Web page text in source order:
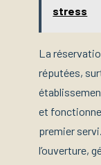
stress
La
réputées,
et
premier
l’ouverture,